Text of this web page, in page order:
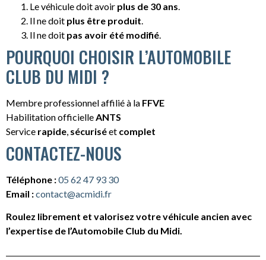
Le véhicule doit avoir plus de 30 ans.
Il ne doit plus être produit.
Il ne doit pas avoir été modifié.
POURQUOI CHOISIR L’AUTOMOBILE
CLUB DU MIDI ?
Membre professionnel affilié à la FFVE
Habilitation officielleANTS
Service rapide, sécuriséet complet
CONTACTEZ-NOUS
Téléphone :05 62 47 93 30
Email :contact@acmidi.fr
Roulez librement et valorisez votre véhicule ancien avec
l’expertise de l’Automobile Club du Midi.